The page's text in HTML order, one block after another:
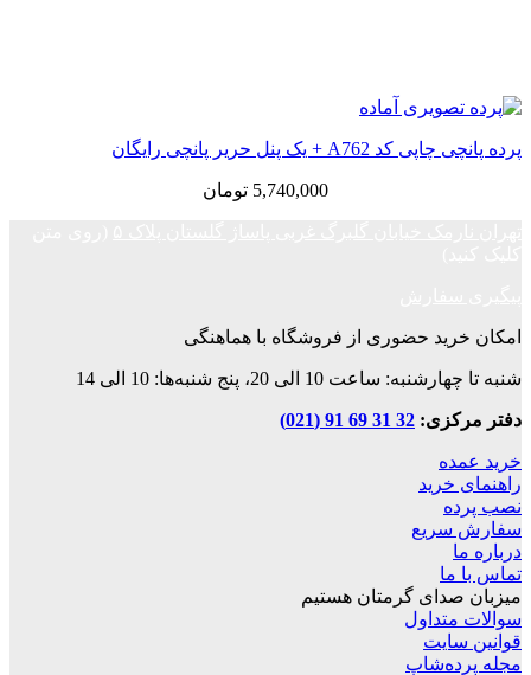
پرده پانچی چاپی کد A762 + یک پنل حریر پانچی رایگان
5,740,000 تومان
امکان خرید حضوری از فروشگاه با هماهنگی
شنبه تا چهارشنبه: ساعت 10 الی 20، پنج شنبه‌ها: 10 الی 14
دفتر مرکزی:32 31 69 91 (021)
خرید عمده
راهنمای خرید
نصب پرده
سفارش سریع
درباره ما
تماس با ما
میزبان صدای گرمتان هستیم
سوالات متداول
قوانین‌ سایت
مجله پرده‌شاپ